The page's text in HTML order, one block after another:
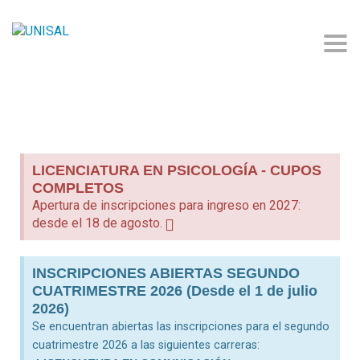
LICENCIATURA EN PSICOLOGÍA - CUPOS
COMPLETOS
Apertura de inscripciones para ingreso en 2027:
desde el 18 de agosto.
INSCRIPCIONES ABIERTAS SEGUNDO
CUATRIMESTRE 2026 (Desde el 1 de julio
2026)
Se encuentran abiertas las inscripciones para el segundo
cuatrimestre 2026 a las siguientes carreras: